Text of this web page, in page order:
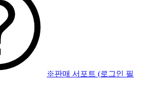
※판매 서포트 (로그인 필